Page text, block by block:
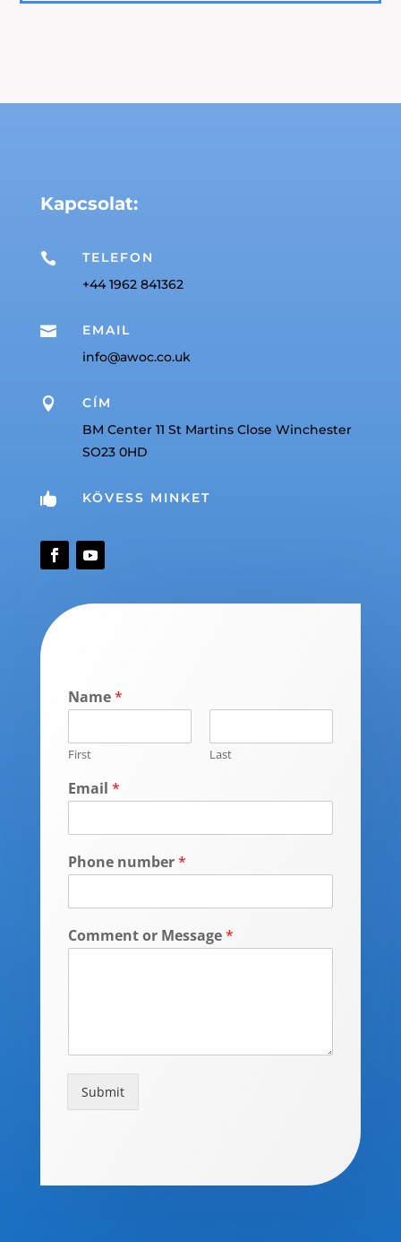
Kapcsolat:

TELEFON
+44 1962 841362

EMAIL
info@awoc.co.uk

CÍM
BM Center 11 St Martins Close Winchester
SO23 0HD
 KÖVESS MINKET
Name*
First Last
Email *
Phone number*
Comment or Message*
Submit